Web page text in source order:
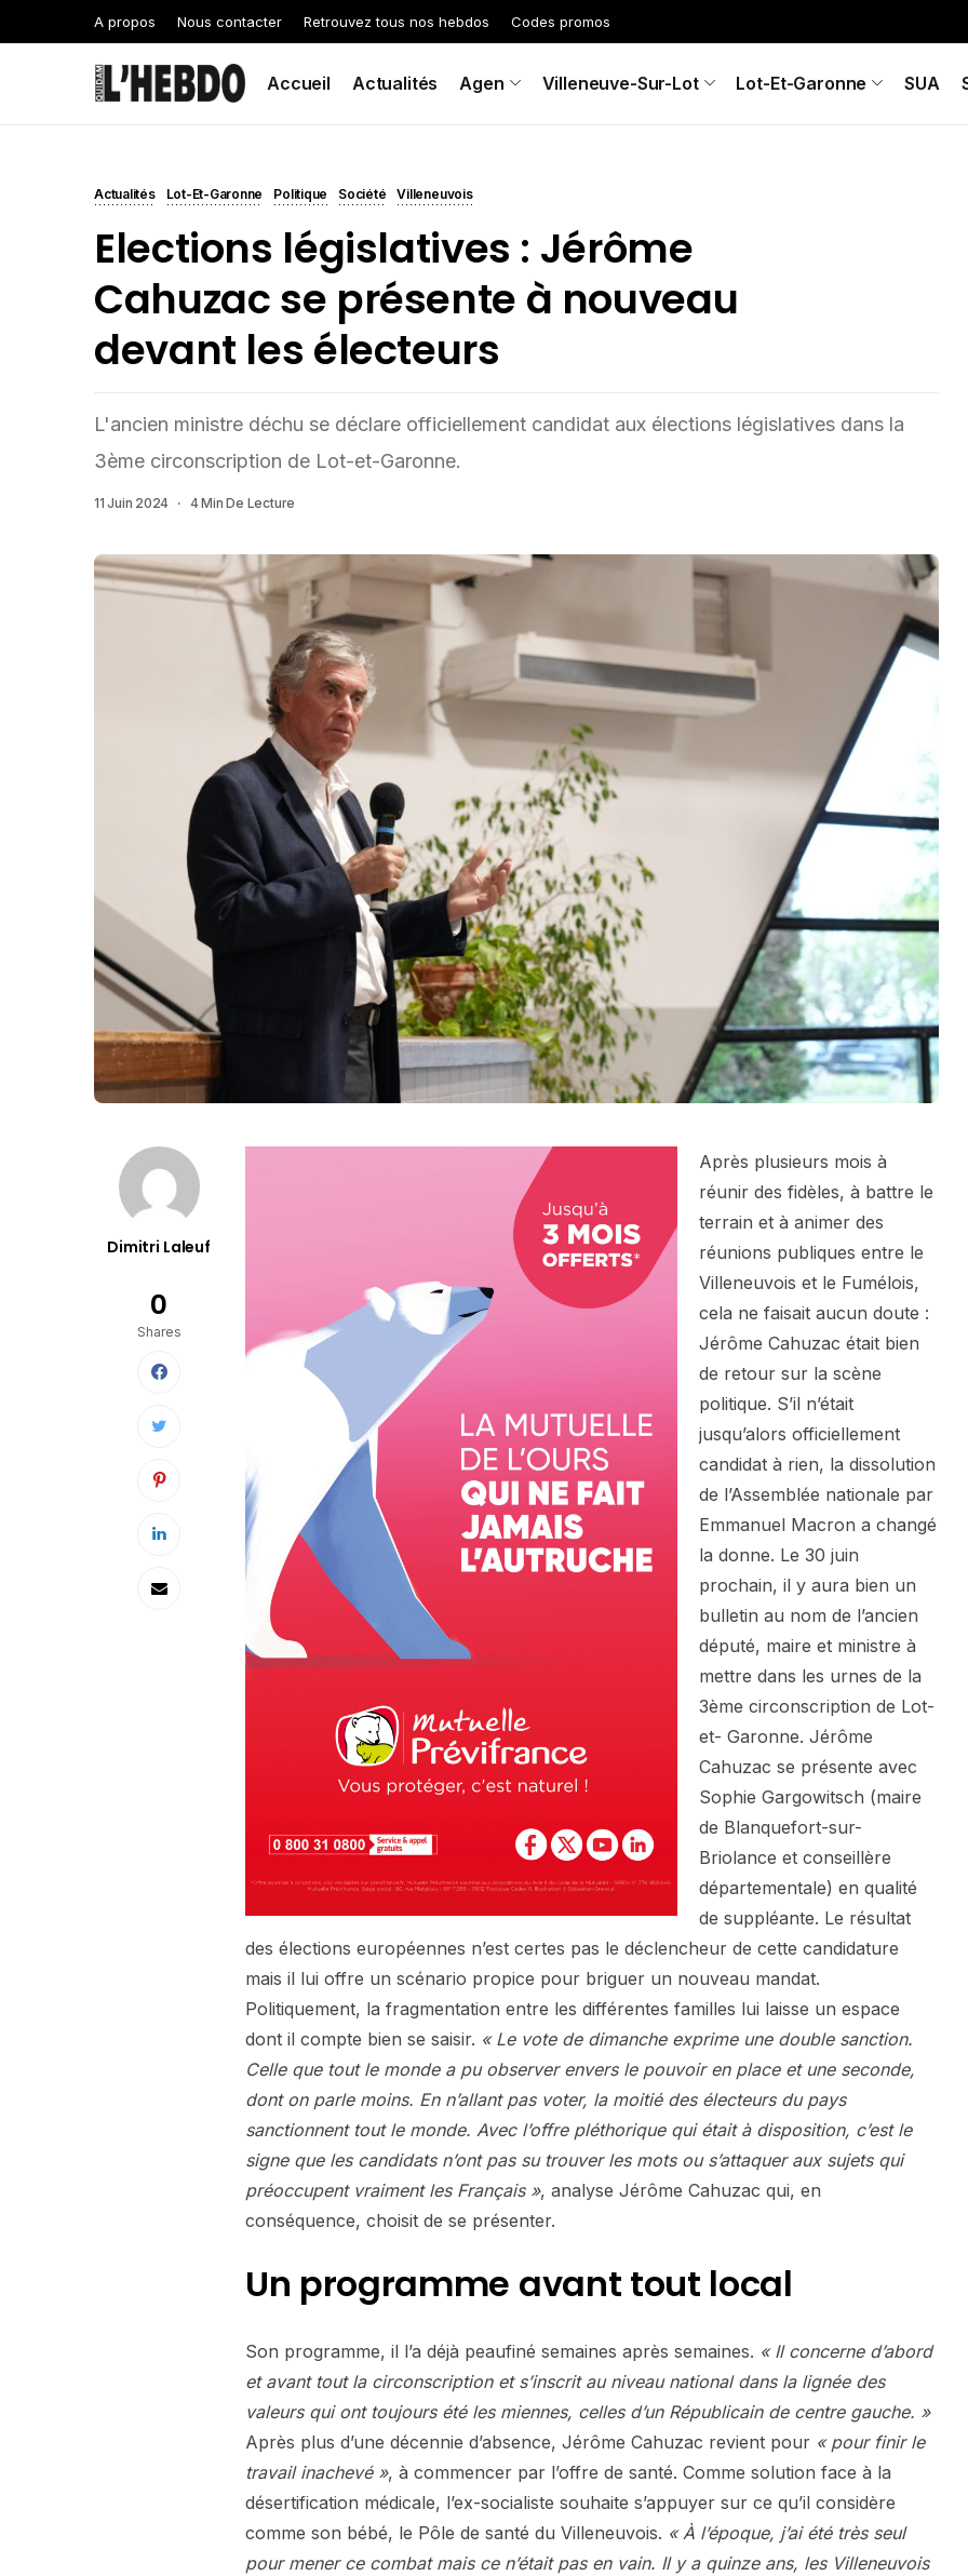
A propos Nous contacter Retrouvez tous nos hebdos Codes promos
Accueil Actualités Agen Villeneuve-Sur-Lot Lot-Et-Garonne SUA
Actualités Lot-Et-Garonne Politique Société Villeneuvois
Elections législatives : Jérôme
Cahuzac se présente à nouveau
devant les électeurs
L'ancien ministre déchu se déclare officiellement candidat aux élections législatives dans la
3ème circonscription de Lot-et-Garonne.
11 Juin 2024 4 Min De Lecture
Dimitri Laleuf
0
Shares
Après plusieurs mois à
réunir des fidèles, à battre le
terrain et à animer des
réunions publiques entre le
Villeneuvois et le Fumélois,
cela ne faisait aucun doute :
Jérôme Cahuzac était bien
de retour sur la scène
politique. S’il n’était
jusqu’alors officiellement
candidat à rien, la dissolution
de l’Assemblée nationale par
Emmanuel Macron a changé
la donne. Le 30 juin
prochain, il y aura bien un
bulletin au nom de l’ancien
député, maire et ministre à
mettre dans les urnes de la
3ème circonscription de Lot-
et- Garonne. Jérôme
Cahuzac se présente avec
Sophie Gargowitsch (maire
de Blanquefort-sur-
Briolance et conseillère
départementale) en qualité
de suppléante. Le résultat
des élections européennes n’est certes pas le déclencheur de cette candidature
mais il lui offre un scénario propice pour briguer un nouveau mandat.
Politiquement, la fragmentation entre les différentes familles lui laisse un espace
dont il compte bien se saisir. « Le vote de dimanche exprime une double sanction.
Celle que tout le monde a pu observer envers le pouvoir en place et une seconde,
dont on parle moins. En n’allant pas voter, la moitié des électeurs du pays
sanctionnent tout le monde. Avec l’offre pléthorique qui était à disposition, c’est le
signe que les candidats n’ont pas su trouver les mots ou s’attaquer aux sujets qui
préoccupent vraiment les Français », analyse Jérôme Cahuzac qui, en
conséquence, choisit de se présenter.
Un programme avant tout local
Son programme, il l’a déjà peaufiné semaines après semaines. « Il concerne d’abord
et avant tout la circonscription et s’inscrit au niveau national dans la lignée des
valeurs qui ont toujours été les miennes, celles d’un Républicain de centre gauche. »
Après plus d’une décennie d’absence, Jérôme Cahuzac revient pour « pour finir le
travail inachevé », à commencer par l’offre de santé. Comme solution face à la
désertification médicale, l’ex-socialiste souhaite s’appuyer sur ce qu’il considère
comme son bébé, le Pôle de santé du Villeneuvois. « À l’époque, j’ai été très seul
pour mener ce combat mais ce n’était pas en vain. Il y a quinze ans, les Villeneuvois